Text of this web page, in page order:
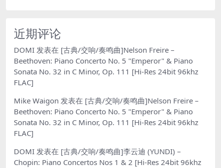
近期评论
DOMI 发表在 [古典/交响/奏鸣曲]Nelson Freire –
Beethoven: Piano Concerto No. 5 "Emperor" & Piano
Sonata No. 32 in C Minor, Op. 111 [Hi-Res 24bit 96khz
FLAC]
Mike Waigon 发表在 [古典/交响/奏鸣曲]Nelson Freire –
Beethoven: Piano Concerto No. 5 "Emperor" & Piano
Sonata No. 32 in C Minor, Op. 111 [Hi-Res 24bit 96khz
FLAC]
DOMI 发表在 [古典/交响/奏鸣曲]李云迪 (YUNDI) –
Chopin: Piano Concertos Nos 1 & 2 [Hi-Res 24bit 96khz